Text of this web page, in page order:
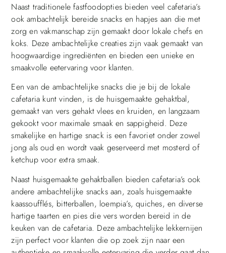
Naast traditionele fastfoodopties bieden veel cafetaria’s
ook ambachtelijk bereide snacks en hapjes aan die met
zorg en vakmanschap zijn gemaakt door lokale chefs en
koks. Deze ambachtelijke creaties zijn vaak gemaakt van
hoogwaardige ingrediënten en bieden een unieke en
smaakvolle eetervaring voor klanten.
Een van de ambachtelijke snacks die je bij de lokale
cafetaria kunt vinden, is de huisgemaakte gehaktbal,
gemaakt van vers gehakt vlees en kruiden, en langzaam
gekookt voor maximale smaak en sappigheid. Deze
smakelijke en hartige snack is een favoriet onder zowel
jong als oud en wordt vaak geserveerd met mosterd of
ketchup voor extra smaak.
Naast huisgemaakte gehaktballen bieden cafetaria’s ook
andere ambachtelijke snacks aan, zoals huisgemaakte
kaassoufflés, bitterballen, loempia’s, quiches, en diverse
hartige taarten en pies die vers worden bereid in de
keuken van de cafetaria. Deze ambachtelijke lekkernijen
zijn perfect voor klanten die op zoek zijn naar een